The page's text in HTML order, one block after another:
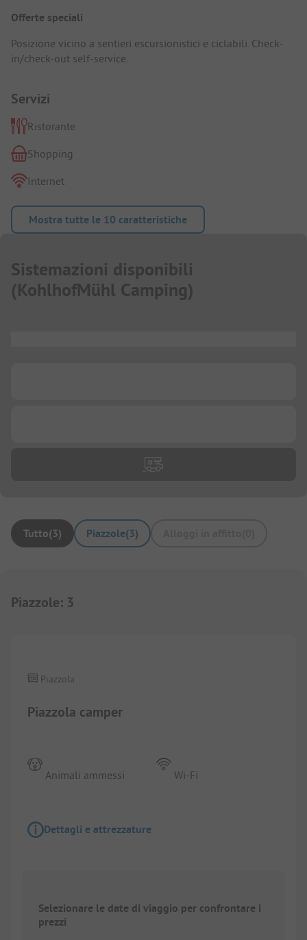
Offerte speciali
Posizione vicino a sentieri escursionistici e ciclabili. Check-
in/check-out self-service.
Servizi
Ristorante
Shopping
Internet
Mostra tutte le 10 caratteristiche
Sistemazioni disponibili
(KohlhofMühl Camping)
Tutto(3) Piazzole(3)
Piazzole: 3
Piazzola camper
Piazzola
Animali ammessi Wi-Fi
Dettagli e attrezzature
Selezionare le date di viaggio per confrontare i
prezzi